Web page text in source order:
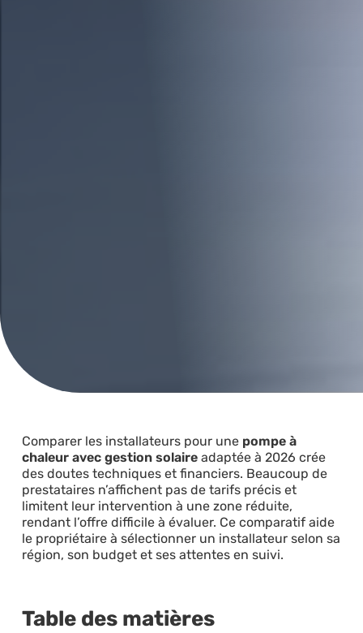
Comparer les installateurs pour une pompe à
chaleur avec gestion solaireadaptée à 2026 crée
des doutes techniques et financiers. Beaucoup de
prestataires n’affichent pas de tarifs précis et
limitent leur intervention à une zone réduite,
rendant l’offre difficile à évaluer. Ce comparatif aide
le propriétaire à sélectionner un installateur selon sa
région, son budget et ses attentes en suivi.
Table des matières